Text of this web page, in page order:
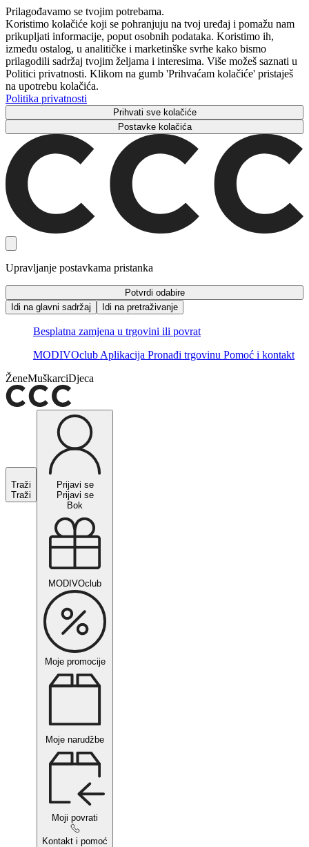
Prilagođavamo se tvojim potrebama.
Koristimo kolačiće koji se pohranjuju na tvoj uređaj i pomažu nam
prikupljati informacije, poput osobnih podataka. Koristimo ih,
između ostalog, u analitičke i marketinške svrhe kako bismo
prilagodili sadržaj tvojim željama i interesima. Više možeš saznati u
Politici privatnosti. Klikom na gumb 'Prihvaćam kolačiće' pristaješ
na upotrebu kolačića.
Politika privatnosti
Prihvati sve kolačiće
Postavke kolačića
Upravljanje postavkama pristanka
Potvrdi odabire
Idi na glavni sadržaj
Idi na pretraživanje
Besplatna zamjena u trgovini ili povrat
MODIVOclub Aplikacija Pronađi trgovinu Pomoć i kontakt
ŽeneMuškarciDjeca
Traži
Traži
Prijavi se
Prijavi se
Bok
MODIVOclub
Moje promocije
Moje narudžbe
Moji povrati
Kontakt i pomoć